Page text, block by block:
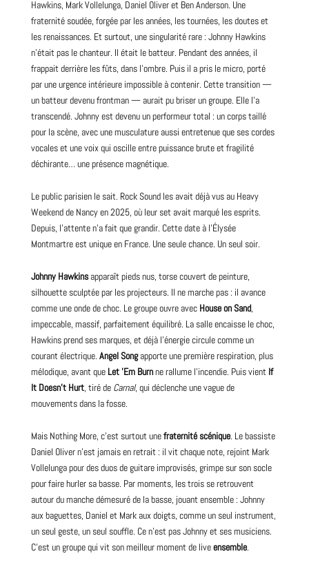
Hawkins, Mark Vollelunga, Daniel Oliver et Ben Anderson. Une
fraternité soudée, forgée par les années, les tournées, les doutes et
les renaissances. Et surtout, une singularité rare : Johnny Hawkins
n’était pas le chanteur. Il était le batteur. Pendant des années, il
frappait derrière les fûts, dans l’ombre. Puis il a pris le micro, porté
par une urgence intérieure impossible à contenir. Cette transition —
un batteur devenufrontman— aurait pu briser un groupe. Elle l’a
transcendé. Johnny est devenu un performeur total : un corps taillé
pour la scène, avec une musculature aussi entretenue que ses cordes
vocales et une voix qui oscille entre puissance brute et fragilité
déchirante… une présence magnétique.
Le public parisien le sait. Rock Sound les avait déjà vus au Heavy
Weekend de Nancy en2025, où leur set avait marqué les esprits.
Depuis, l’attente n’a fait que grandir. Cette date à l’Élysée
Montmartre est unique en France. Une seule chance. Un seul soir.
Johnny Hawkinsapparaît pieds nus, torse couvert de peinture,
silhouette sculptée par les projecteurs. Il ne marche pas : il avance
comme une onde de choc. Le groupe ouvre avec House on Sand,
impeccable, massif, parfaitement équilibré. La salle encaisse le choc,
Hawkins prend ses marques, et déjà l’énergie circule comme un
courant électrique. Angel Songapporte une première respiration, plus
mélodique, avant que Let ’Em Burnne rallume l’incendie. Puis vient If
It Doesn’t Hurt, tiré de Carnal, qui déclenche une vague de
mouvements dans la fosse.
Mais Nothing More, c’est surtout unefraternité scénique. Le bassiste
Daniel Oliver n’est jamais en retrait : il vit chaque note, rejoint Mark
Vollelunga pour des duos deguitareimprovisés, grimpe sur son socle
pour faire hurler sa basse. Par moments, les trois se retrouvent
autour du manche démesuré de la basse, jouant ensemble : Johnny
aux baguettes, Daniel et Mark aux doigts, comme un seul instrument,
un seul geste, un seul souffle. Ce n’est pas Johnny et ses musiciens.
C’est un groupe qui vit son meilleur moment de liveensemble.